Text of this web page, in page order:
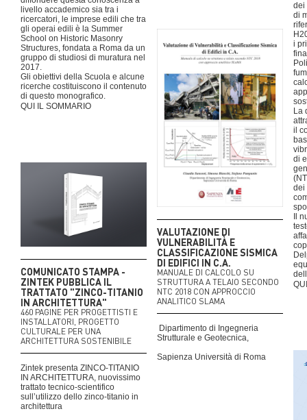
livello accademico sia tra i
ricercatori, le imprese edili che tra
gli operai edili è la Summer
School on Historic Masonry
Structures, fondata a Roma da un
gruppo di studiosi di muratura nel
2017.
Gli obiettivi della Scuola e alcune
ricerche costituiscono il contenuto
di questo monografico.
QUI IL SOMMARIO
dei
di
i
La
il
di
dei
Il
VALUTAZIONE DI
VULNERABILITÀ E
CLASSIFICAZIONE SISMICA
DI EDIFICI IN C.A.
MANUALE DI CALCOLO SU
STRUTTURA A TELAIO SECONDO
NTC 2018 CON APPROCCIO
ANALITICO SLAMA
Dipartimento di Ingegneria
Strutturale e Geotecnica,
Sapienza Università di Roma
COMUNICATO STAMPA -
ZINTEK PUBBLICA IL
TRATTATO "ZINCO-TITANIO
IN ARCHITETTURA"
460 PAGINE PER PROGETTISTI E
INSTALLATORI, PROGETTO
CULTURALE PER UNA
ARCHITETTURA SOSTENIBILE
Zintek presenta ZINCO-TITANIO
IN ARCHITETTURA, nuovissimo
trattato tecnico-scientifico
sull’utilizzo dello zinco-titanio in
architettura